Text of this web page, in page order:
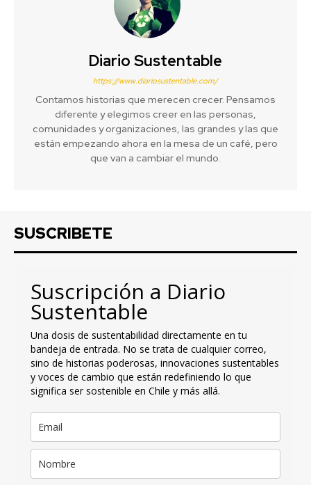
Diario Sustentable
https://www.diariosustentable.com/
Contamos historias que merecen crecer. Pensamos
diferente y elegimos creer en las personas,
comunidades y organizaciones, las grandes y las que
están empezando ahora en la mesa de un café, pero
que van a cambiar el mundo.
SUSCRIBETE
Suscripción a Diario
Sustentable
Una dosis de sustentabilidad directamente en tu
bandeja de entrada. No se trata de cualquier correo,
sino de historias poderosas, innovaciones sustentables
y voces de cambio que están redefiniendo lo que
significa ser sostenible en Chile y más allá.